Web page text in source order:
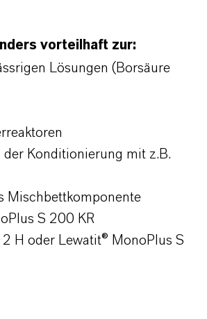
vorteilhaft zur:
Lösungen (Borsäure
Konditionierung mit z.B.
Mischbettkomponente
S 200 KR
H oder Lewatit® MonoPlus S